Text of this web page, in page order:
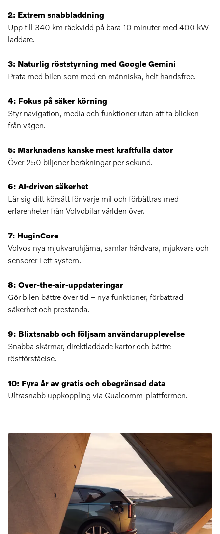
2: Extrem snabbladdning
Upp till 340 km räckvidd på bara 10 minuter med 400 kW-
laddare.
3: Naturlig röststyrning med Google Gemini
Prata med bilen som med en människa, helt handsfree.
4: Fokus på säker körning
Styr navigation, media och funktioner utan att ta blicken
från vägen.
5: Marknadens kanske mest kraftfulla dator
Över 250 biljoner beräkningar per sekund.
6: AI-driven säkerhet
Lär sig ditt körsätt för varje mil och förbättras med
erfarenheter från Volvobilar världen över.
7: HuginCore
Volvos nya mjukvaruhjärna, samlar hårdvara, mjukvara och
sensorer i ett system.
8: Over-the-air-uppdateringar
Gör bilen bättre över tid – nya funktioner, förbättrad
säkerhet och prestanda.
9: Blixtsnabb och följsam användarupplevelse
Snabba skärmar, direktladdade kartor och bättre
röstförståelse.
10: Fyra år av gratis och obegränsad data
Ultrasnabb uppkoppling via Qualcomm-plattformen.